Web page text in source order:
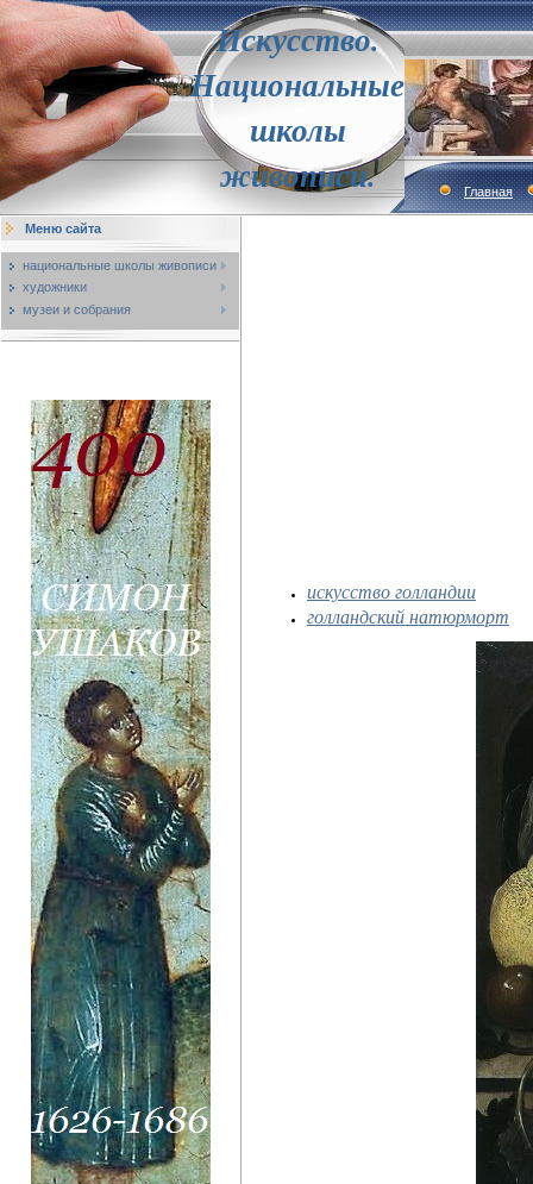
Искусство.
Национальные
школы
живописи.
Главная
Меню сайта
национальные школы живописи
художники
музеи и собрания
искусство голландии
голландский натюрморт